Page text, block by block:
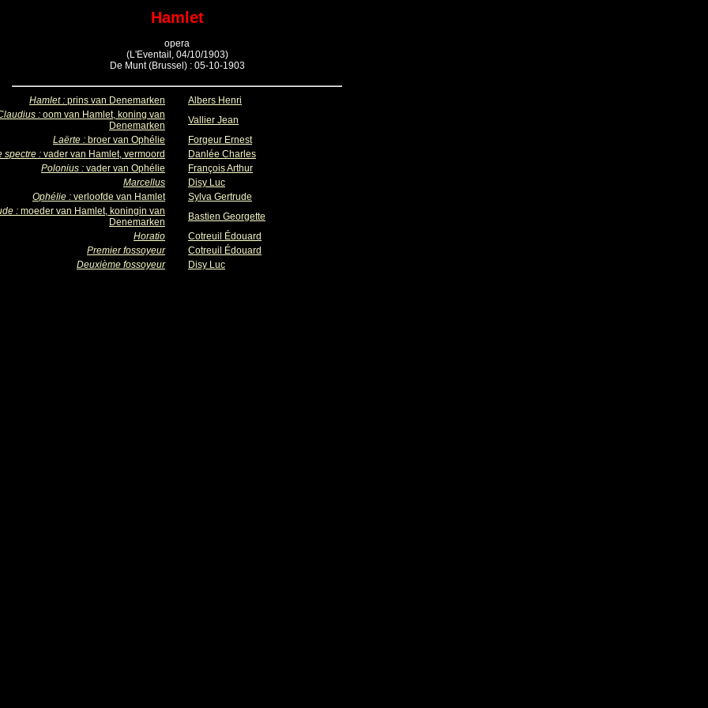
Hamlet
opera
(L'Eventail, 04/10/1903)
De Munt (Brussel) : 05-10-1903
Hamlet : prins van Denemarken
Albers Henri
: oom van Hamlet, koning van
Denemarken
Vallier Jean
Laërte : broer van Ophélie
Forgeur Ernest
spectre : vader van Hamlet, vermoord
Danlée Charles
Polonius : vader van Ophélie
François Arthur
Marcellus
Disy Luc
Ophélie : verloofde van Hamlet
Sylva Gertrude
: moeder van Hamlet, koningin van
Denemarken
Bastien Georgette
Horatio
Cotreuil Édouard
Premier fossoyeur
Cotreuil Édouard
Deuxième fossoyeur
Disy Luc